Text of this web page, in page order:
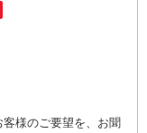
様のご要望を、お聞